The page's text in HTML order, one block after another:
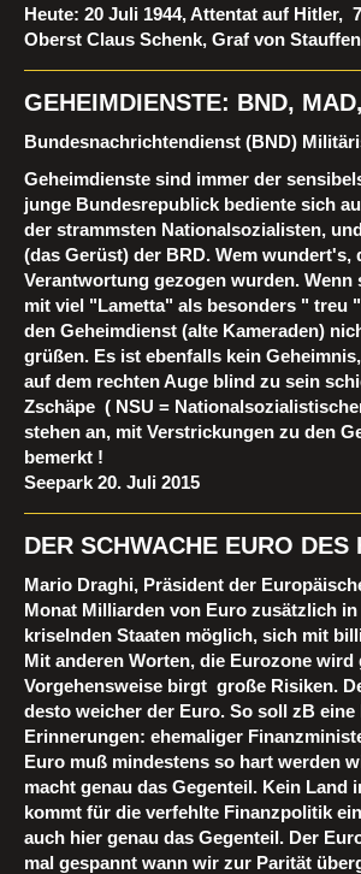
Heute: 20 Juli 1944, Attentat auf Hitler,
Oberst Claus Schenk, Graf von
GEHEIMDIENSTE: BND,
Bundesnachrichtendienst (BND)
Geheimdienste sind immer der
junge Bundesrepublick bediente sich
der strammsten Nationalsozialisten,
(das Gerüst) der BRD. Wem wundert's,
Verantwortung gezogen wurden.
mit viel "Lametta" als besonders " treu
den Geheimdienst (alte Kameraden)
grüßen. Es ist ebenfalls kein
auf dem rechten Auge blind zu sein
Zschäpe ( NSU =
stehen an, mit Verstrickungen zu den
bemerkt !
Seepark 20. Juli 2015
DER SCHWACHE EURO DES
Mario Draghi, Präsident der
Monat Milliarden von Euro zusätzlich
kriselnden Staaten möglich, sich mit
Mit anderen Worten, die Eurozone
Vorgehensweise birgt große Risiken.
desto weicher der Euro. So soll zB
Erinnerungen: ehemaliger
Euro muß mindestens so hart werden
macht genau das Gegenteil. Kein Land
kommt für die verfehlte Finanzpolitik
auch hier genau das Gegenteil. Der
mal gespannt wann wir zur Parität